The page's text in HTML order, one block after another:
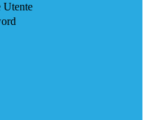
Utente